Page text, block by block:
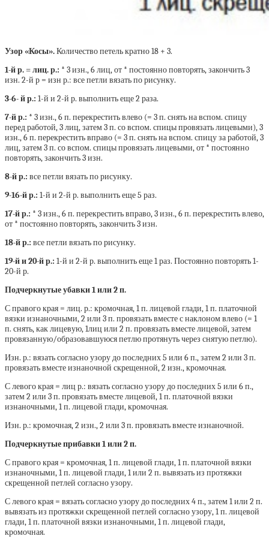
Узор «Косы».Количество петель кратно 18 + 3.
1-й р. = лиц. р.: * 3 изн., 6 лиц, от * постоянно повторять, закончить 3
изн. 2-й р = изн р.: все петли вязать по рисунку.
3-6- й р.: 1-й и 2-й р. выполнить еще 2 раза.
7-й р.: * 3 изн., 6 п. перекрестить влево (= 3 п. снять на вспом. спицу
перед работой, 3 лиц, затем 3 п. со вспом. спицы провязать лицевыми), 3
изн., 6 п. перекрестить вправо (= 3 п. снять на вспом. спицу за работой, 3
лиц, затем 3 п. со вспом. спицы провязать лицевыми, от * постоянно
повторять, закончить 3 изн.
8-й р.: все петли вязать по рисунку.
9-16-й р.: 1-й и 2-й р. выполнить еще 5 раз.
17-й р.: * 3 изн., 6 п. перекрестить вправо, 3 изн., 6 п. перекрестить влево,
от * постоянно повторять, закончить 3 изн.
18-й р.: все петли вязать по рисунку.
19-й и 20-й р.: 1-й и 2-й р. выполнить еще 1 раз. Постоянно повторять 1-
20-й р.
Подчеркнутые убавки 1 или 2 п.
С правого края = лиц. р.: кромочная, 1 п. лицевой глади, 1 п. платочной
вязки изнаночными, 2 или 3 п. провязать вместе с наклоном влево (= 1
п. снять, как лицевую, 1лиц или 2 п. провязать вместе лицевой, затем
провязанную/образовавшуюся петлю протянуть через снятую петлю).
Изн. р.: вязать согласно узору до последних 5 или 6 п., затем 2 или 3 п.
провязать вместе изнаночной скрещенной, 2 изн., кромочная.
С левого края = лиц р.: вязать согласно узору до последних 5 или 6 п.,
затем 2 или 3 п. провязать вместе лицевой, 1 п. платочной вязки
изнаночными, 1 п. лицевой глади, кромочная.
Изн. р.: кромочная, 2 изн., 2 или 3 п. провязать вместе изнаночной.
Подчеркнутые прибавки 1 или 2 п.
С правого края = кромочная, 1 п. лицевой глади, 1 п. платочной вязки
изнаночными, 1 п. лицевой глади, 1 или 2 п. вывязать из протяжки
скрещенной петлей согласно узору.
С левого края = вязать согласно узору до последних 4 п., затем 1 или 2 п.
вывязать из протяжки скрещенной петлей согласно узору, 1 п. лицевой
глади, 1 п. платочной вязки изнаночными, 1 п. лицевой глади,
кромочная.